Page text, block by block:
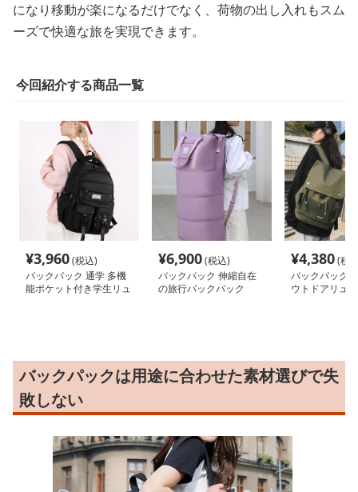
になり移動が楽になるだけでなく、荷物の出し入れもスム
ーズで快適な旅を実現できます。
今回紹介する商品一覧
¥3,960(税込)
バックパック 通学 多機
能ポケット付き学生リュ
¥6,900(税込)
バックパック 伸縮自在
の旅行バックパック
¥4,380(税
バックパック
ウトドアリュ
バックパックは用途に合わせた素材選びで失
敗しない